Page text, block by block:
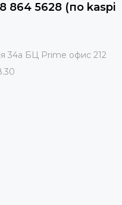
864 5628 (по kaspi
34а БЦ Prime офис 212